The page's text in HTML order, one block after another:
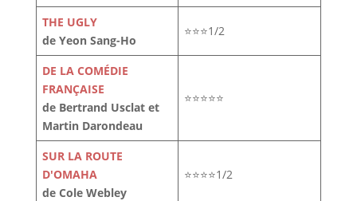
THE UGLY
de Yeon Sang-Ho
⭐⭐⭐1/2
DE LA COMÉDIE
FRANÇAISE
de Bertrand Usclat et
Martin Darondeau
⭐⭐⭐⭐⭐
SUR LA ROUTE
D'OMAHA
de Cole Webley
⭐⭐⭐⭐1/2